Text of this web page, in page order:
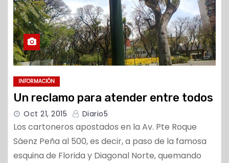
INFORMACIÓN
Un reclamo para atender entre todos
Oct 21, 2015 Diario5
Los cartoneros apostados en la Av. Pte Roque
Sáenz Peña al 500, es decir, a paso de la famosa
esquina de Florida y Diagonal Norte, quemando